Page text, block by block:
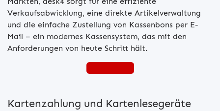
Verkaufsabwicklung, eine direkte Artikelverwaltung
und die einfache Zustellung von Kassenbons per E-
Mail – ein modernes Kassensystem, das mit den
Anforderungen von heute Schritt hält.
desk4 testen
Kartenzahlung und Kartenlesegeräte